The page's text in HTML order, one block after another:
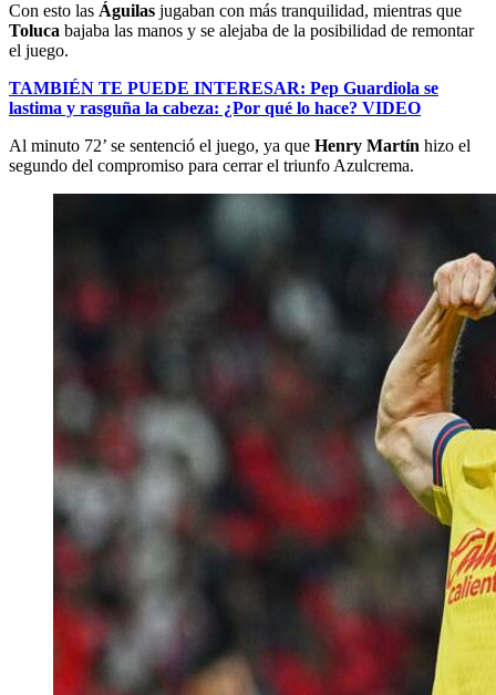
Con esto las Águilas jugaban con más tranquilidad, mientras que
Toluca bajaba las manos y se alejaba de la posibilidad de remontar
el juego.
TAMBIÉN TE PUEDE INTERESAR: Pep Guardiola se
lastima y rasguña la cabeza: ¿Por qué lo hace? VIDEO
Al minuto 72’ se sentenció el juego, ya que Henry Martín hizo el
segundo del compromiso para cerrar el triunfo Azulcrema.